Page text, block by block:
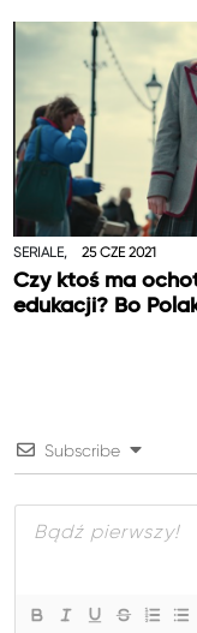
SERIALE, 25 CZE 2021
Czy ktoś ma
edukacji? Bo
Subscribe